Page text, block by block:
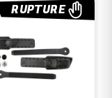
RUPTURE